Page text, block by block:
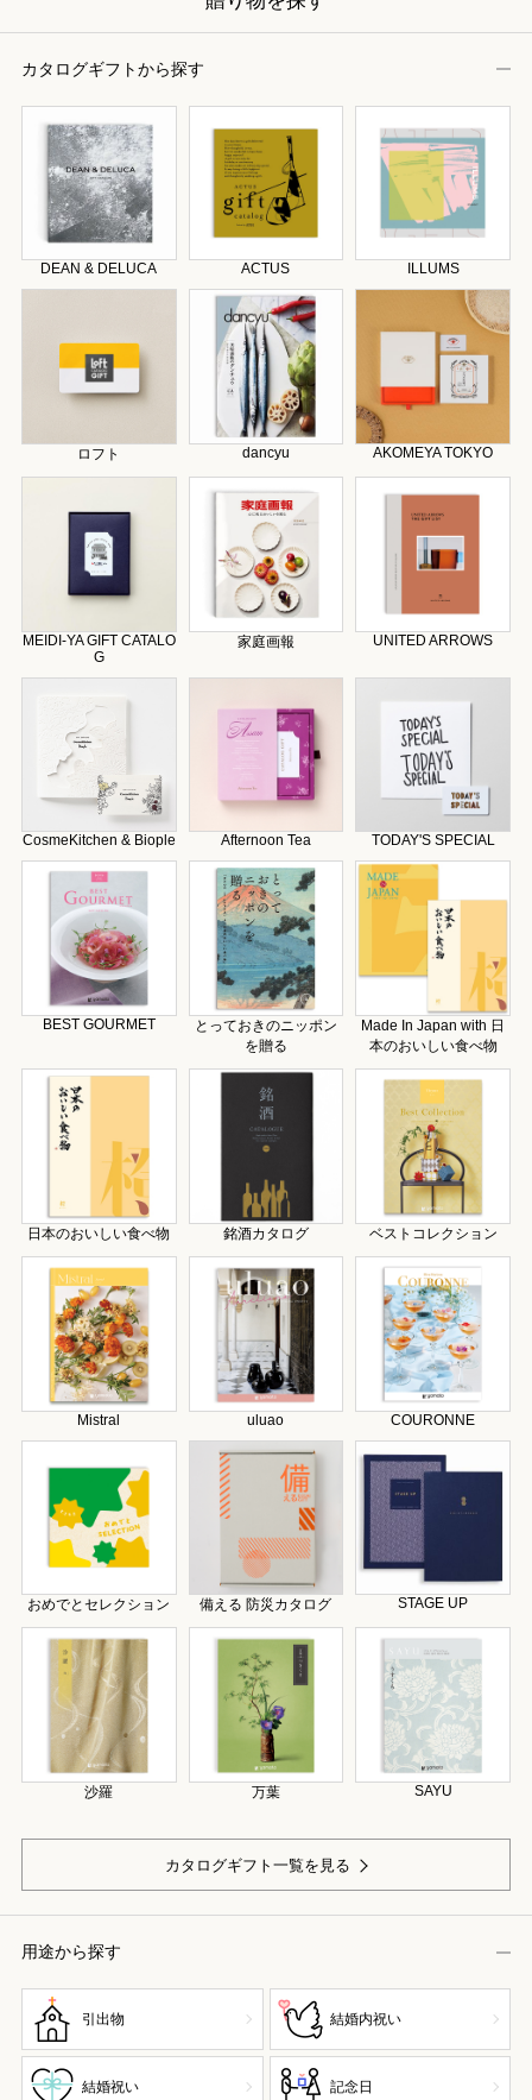
カタログギフトから探す
DEAN & DELUCA ACTUS ILLUMS
ロフト dancyu AKOMEYA TOKYO
MEIDI-YA GIFT CATALO
G
家庭画報 UNITED ARROWS
CosmeKitchen & Biople Afternoon Tea TODAY'S SPECIAL
BEST GOURMET
とっておきのニッポン
を贈る
Made In Japan with 日
本のおいしい食べ物
日本のおいしい食べ物 銘酒カタログ ベストコレクション
Mistral uluao COURONNE
おめでとセレクション 備える 防災カタログ STAGE UP
沙羅 万葉 SAYU
カタログギフト一覧を見る
用途から探す
引出物 結婚内祝い
結婚祝い 記念日